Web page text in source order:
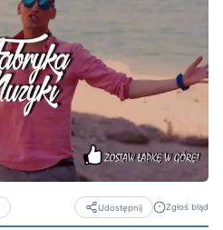
Udostępnij Zgłoś błąd